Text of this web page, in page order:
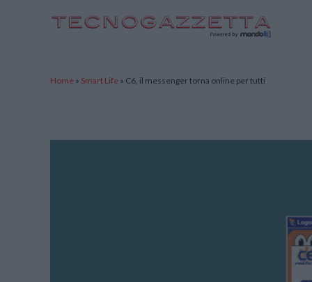
Home » Smart Life » C6, il messenger torna online per tutti